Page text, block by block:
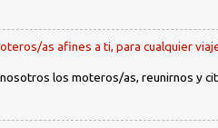
as afines a ti, para cualquier
los moteros/as, reunirnos y